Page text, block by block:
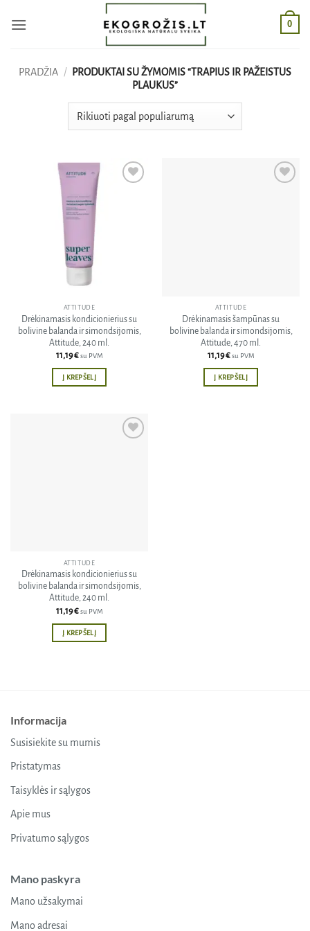
0
PRADŽIA /
PRODUKTAI SU ŽYMOMIS “TRAPIUS IR PAŽEISTUS
PLAUKUS”
ATTITUDE
Drėkinamasis kondicionierius su
bolivine balanda ir simondsijomis,
Attitude, 240 ml.
11,19€ su PVM
Į KREPŠELĮ
ATTITUDE
Drėkinamasis šampūnas su
bolivine balanda ir simondsijomis,
Attitude, 470 ml.
11,19€ su PVM
Į KREPŠELĮ
ATTITUDE
Drėkinamasis kondicionierius su
bolivine balanda ir simondsijomis,
Attitude, 240 ml.
11,19€ su PVM
Į KREPŠELĮ
Informacija
Susisiekite su mumis
Pristatymas
Taisyklės ir sąlygos
Apie mus
Privatumo sąlygos
Mano paskyra
Mano užsakymai
Mano adresai